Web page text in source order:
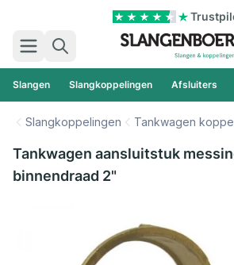
Zoek
Slangen Slangkoppelingen Afsluiters
Slangkoppelingen Tankwagen
Tankwagen aansluitstuk
binnendraad 2"